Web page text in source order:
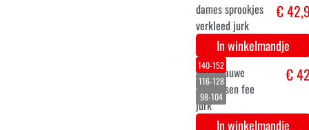
In winkelmandje
M
XL
XXL
3XL